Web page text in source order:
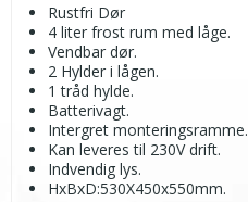
Rustfri Dør
4 liter frost rum med låge.
Vendbar dør.
2 Hylder i lågen.
1 tråd hylde.
Batterivagt.
Intergret monteringsramme.
Kan leveres til 230V drift.
Indvendig lys.
HxBxD:530X450x550mm.